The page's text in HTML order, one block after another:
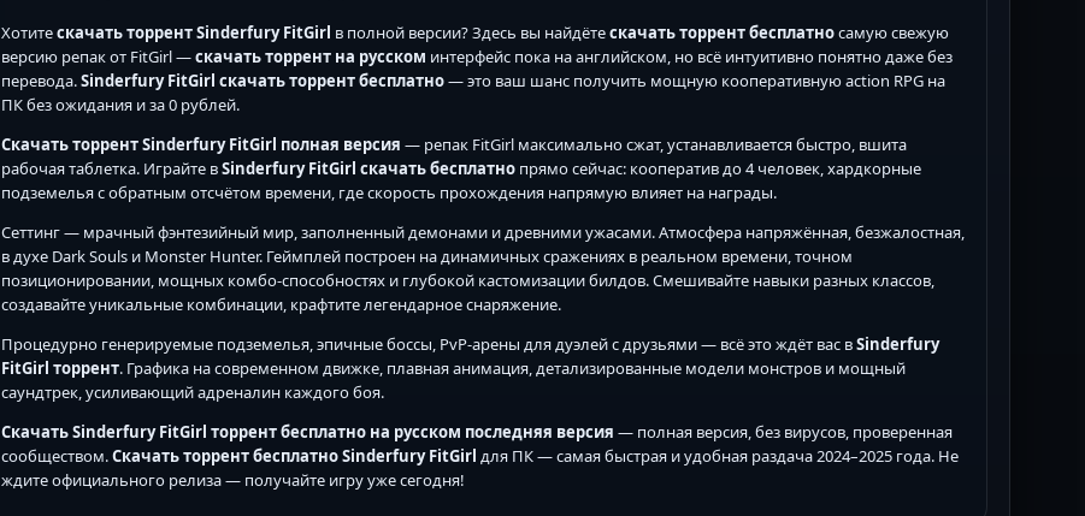
Хотитескачать торрент Sinderfury FitGirl в полной версии? Здесь вы найдётескачать торрент бесплатносамую свежую
версию репак от FitGirl —скачать торрент на русском интерфейс пока на английском, но всё интуитивно понятно даже без
перевода.Sinderfury FitGirl скачать торрент бесплатно— это ваш шанс получить мощную кооперативную action RPG на
ПК без ожидания и за 0 рублей.
Скачать торрент Sinderfury FitGirl полная версия — репак FitGirl максимально сжат, устанавливается быстро, вшита
рабочая таблетка. Играйте вSinderfury FitGirl скачать бесплатно прямо сейчас: кооператив до 4 человек, хардкорные
подземелья с обратным отсчётом времени, где скорость прохождения напрямую влияет на награды.
Сеттинг — мрачный фэнтезийный мир, заполненный демонами и древними ужасами. Атмосфера напряжённая, безжалостная,
в духе Dark Souls и Monster Hunter. Геймплей построен на динамичных сражениях в реальном времени, точном
позиционировании, мощных комбо-способностях и глубокой кастомизации билдов. Смешивайте навыки разных классов,
создавайте уникальные комбинации, крафтите легендарное снаряжение.
Процедурно генерируемые подземелья, эпичные боссы, PvP-арены для дуэлей с друзьями — всё это ждёт вас вSinderfury
FitGirl торрент. Графика на современном движке, плавная анимация, детализированные модели монстров и мощный
саундтрек, усиливающий адреналин каждого боя.
Скачать Sinderfury FitGirl торрент бесплатно на русском последняя версия — полная версия, без вирусов, проверенная
сообществом.Скачать торрент бесплатно Sinderfury FitGirl для ПК — самая быстрая и удобная раздача 2024–2025 года. Не
ждите официального релиза — получайте игру уже сегодня!